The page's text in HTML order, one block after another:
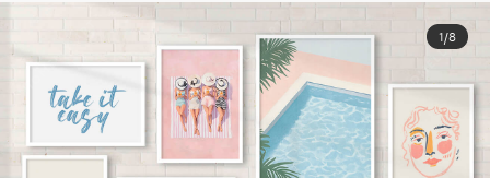
1/8